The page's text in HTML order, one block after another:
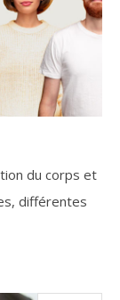
du corps et
différentes